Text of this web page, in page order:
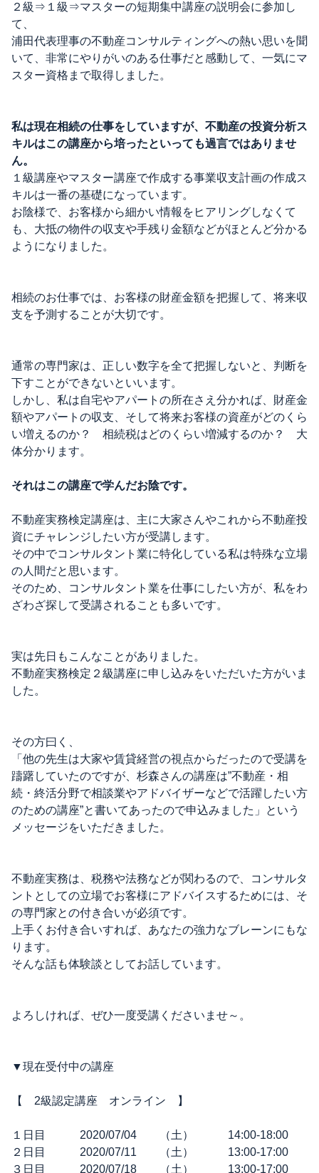
２級⇒１級⇒マスターの短期集中講座の説明会に参加し
て、
浦田代表理事の不動産コンサルティングへの熱い思いを聞
いて、非常にやりがいのある仕事だと感動して、一気にマ
スター資格まで取得しました。
私は現在相続の仕事をしていますが、不動産の投資分析ス
キルはこの講座から培ったといっても過言ではありませ
ん。
１級講座やマスター講座で作成する事業収支計画の作成ス
キルは一番の基礎になっています。
お陰様で、お客様から細かい情報をヒアリングしなくて
も、大抵の物件の収支や手残り金額などがほとんど分かる
ようになりました。
相続のお仕事では、お客様の財産金額を把握して、将来収
支を予測することが大切です。
通常の専門家は、正しい数字を全て把握しないと、判断を
下すことができないといいます。
しかし、私は自宅やアパートの所在さえ分かれば、財産金
額やアパートの収支、そして将来お客様の資産がどのくら
い増えるのか？ 相続税はどのくらい増減するのか？ 大
体分かります。
それはこの講座で学んだお陰です。
不動産実務検定講座は、主に大家さんやこれから不動産投
資にチャレンジしたい方が受講します。
その中でコンサルタント業に特化している私は特殊な立場
の人間だと思います。
そのため、コンサルタント業を仕事にしたい方が、私をわ
ざわざ探して受講されることも多いです。
実は先日もこんなことがありました。
不動産実務検定２級講座に申し込みをいただいた方がいま
した。
その方曰く、
「他の先生は大家や賃貸経営の視点からだったので受講を
躊躇していたのですが、杉森さんの講座は”不動産・相
続・終活分野で相談業やアドバイザーなどで活躍したい方
のための講座”と書いてあったので申込みました」という
メッセージをいただきました。
不動産実務は、税務や法務などが関わるので、コンサルタ
ントとしての立場でお客様にアドバイスするためには、そ
の専門家との付き合いが必須です。
上手くお付き合いすれば、あなたの強力なブレーンにもな
ります。
そんな話も体験談としてお話しています。
よろしければ、ぜひ一度受講くださいませ～。
▼現在受付中の講座
【 2級認定講座 オンライン 】
１日目 2020/07/04 （土） 14:00-18:00
２日目 2020/07/11 （土） 13:00-17:00
３日目 2020/07/18 （土） 13:00-17:00